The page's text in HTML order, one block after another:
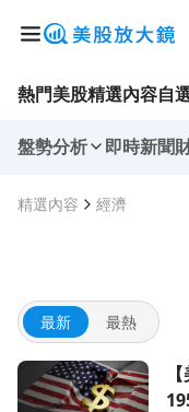
熱門美股精選內容自
盤勢分析 即時新聞
精選內容 經濟
最新 最熱
前往【美股新聞】 諾